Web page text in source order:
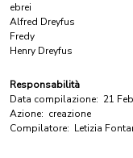
ebrei
Alfred Dreyfus
Fredy
Henry Dreyfus
Responsabilità
Data compilazione: 21
Azione: creazione
Compilatore: Letizia